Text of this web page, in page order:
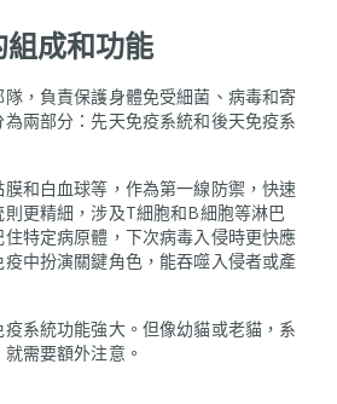
成和功能
，負責保護身體免受細菌、病毒和寄
兩部分：先天免疫系統和後天免疫系
和白血球等，作為第一線防禦，快速
更精細，涉及T細胞和B細胞等淋巴
特定病原體，下次病毒入侵時更快應
中扮演關鍵角色，能吞噬入侵者或產
系統功能強大。但像幼貓或老貓，系
需要額外注意。